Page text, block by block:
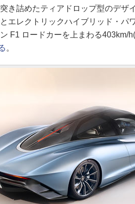
き詰めたティアドロップ型のデザ
エレクトリックハイブリッド・パ
F1 ロードカーを上まわる403km/
。